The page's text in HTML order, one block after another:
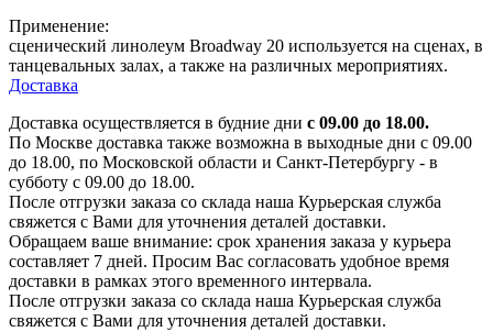
Применение:
сценический линолеум Broadway 20 используется на сценах, в
танцевальных залах, а также на различных мероприятиях.
Доставка
Доставка осуществляется в будние дни с 09.00 до 18.00.
По Москве доставка также возможна в выходные дни с 09.00
до 18.00, по Московской области и Санкт-Петербургу - в
субботу с 09.00 до 18.00.
После отгрузки заказа со склада наша Курьерская служба
свяжется с Вами для уточнения деталей доставки.
Обращаем ваше внимание: срок хранения заказа у курьера
составляет 7 дней. Просим Вас согласовать удобное время
доставки в рамках этого временного интервала.
После отгрузки заказа со склада наша Курьерская служба
свяжется с Вами для уточнения деталей доставки.